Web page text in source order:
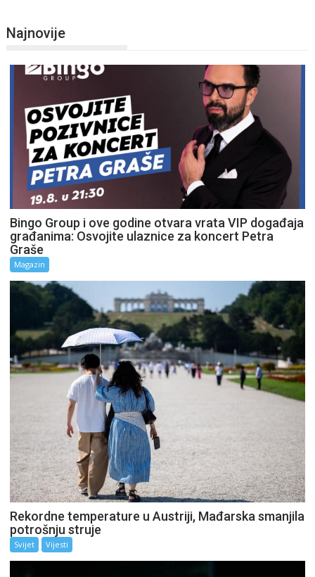
Najnovije
Bingo Group i ove godine otvara vrata VIP događaja
građanima: Osvojite ulaznice za koncert Petra
Graše
Magazin
Rekordne temperature u Austriji, Mađarska smanjila
potrošnju struje
Svijet Vijesti